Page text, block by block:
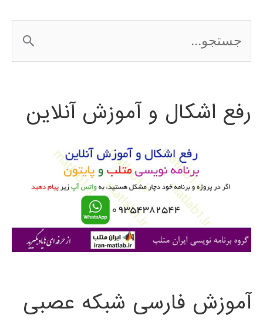
س
ج
ی
رفع اشکال و آموزش آنلاین
آموزش فارسی شبکه عصبی